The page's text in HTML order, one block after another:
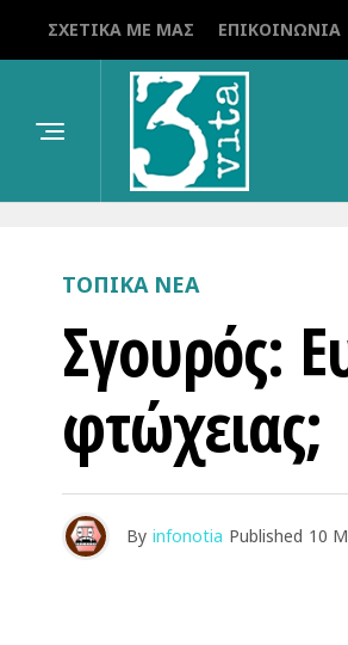
ΣΧΕΤΙΚΆ ΜΕ ΜΑΣ ΕΠΙΚΟΙΝΩΝΊΑ
ΤΟΠΙΚΑ ΝΕΑ
Σγουρός:
φτώχειας;
By infonotia Published 10